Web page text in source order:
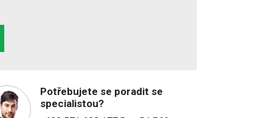
Potřebujete se poradit se
specialistou?